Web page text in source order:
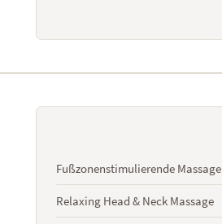
Fußzonenstimulierende Massage
Relaxing Head & Neck Massage